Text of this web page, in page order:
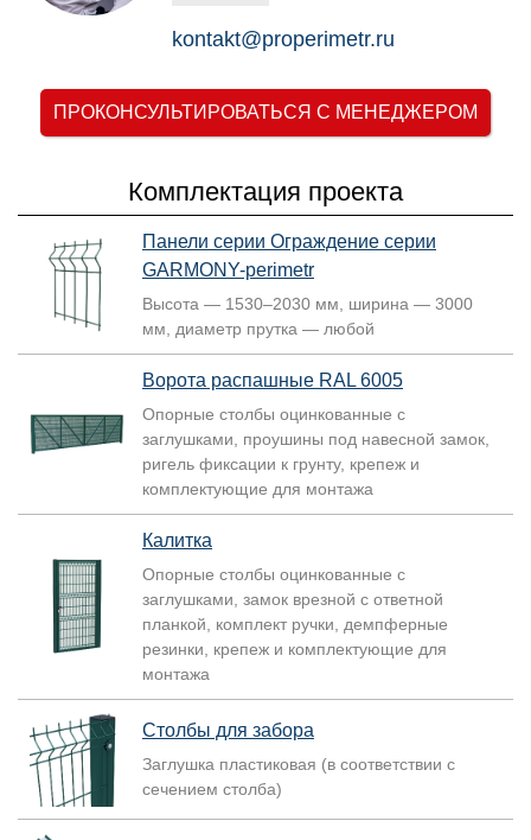
kontakt@properimetr.ru
ПРОКОНСУЛЬТИРОВАТЬСЯ С МЕНЕДЖЕРОМ
Комплектация проекта
Панели серии Ограждение серии
GARMONY-perimetr
Высота — 1530–2030 мм, ширина — 3000
мм, диаметр прутка — любой
Ворота распашные RAL 6005
Опорные столбы оцинкованные с
заглушками, проушины под навесной замок,
ригель фиксации к грунту, крепеж и
комплектующие для монтажа
Калитка
Опорные столбы оцинкованные с
заглушками, замок врезной с ответной
планкой, комплект ручки, демпферные
резинки, крепеж и комплектующие для
монтажа
Столбы для забора
Заглушка пластиковая (в соответствии с
сечением столба)